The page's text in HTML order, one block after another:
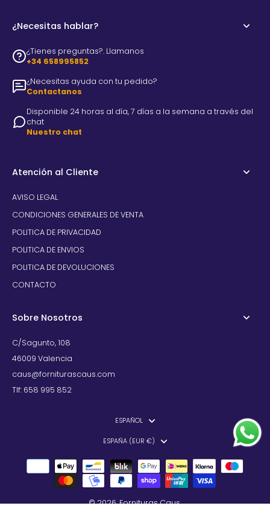
¿Necesitas hablar?
¿Tienes preguntas?. Llamanos
+34 658995852
¿Necesitas ayuda con tu pedido?
Contactanos
Disponible 24 horas al día, 7 días a la semana a través del
chat
Nuestro chat
Atención al Cliente
AVISO LEGAL
CONDICIONES GENERALES DE VENTA
POLITICA DE PRIVACIDAD
POLITICA DE ENVIOS
POLITICA DE DEVOLUCIONES
CONTACTO
Sobre Nosotros
C/Sagunto, 108
46009 Valencia
caus@forniturascaus.com
Tlf: 658 995 852
ESPAÑOL
ESPAÑA (EUR €)
© 2026,Fornituras Caus.